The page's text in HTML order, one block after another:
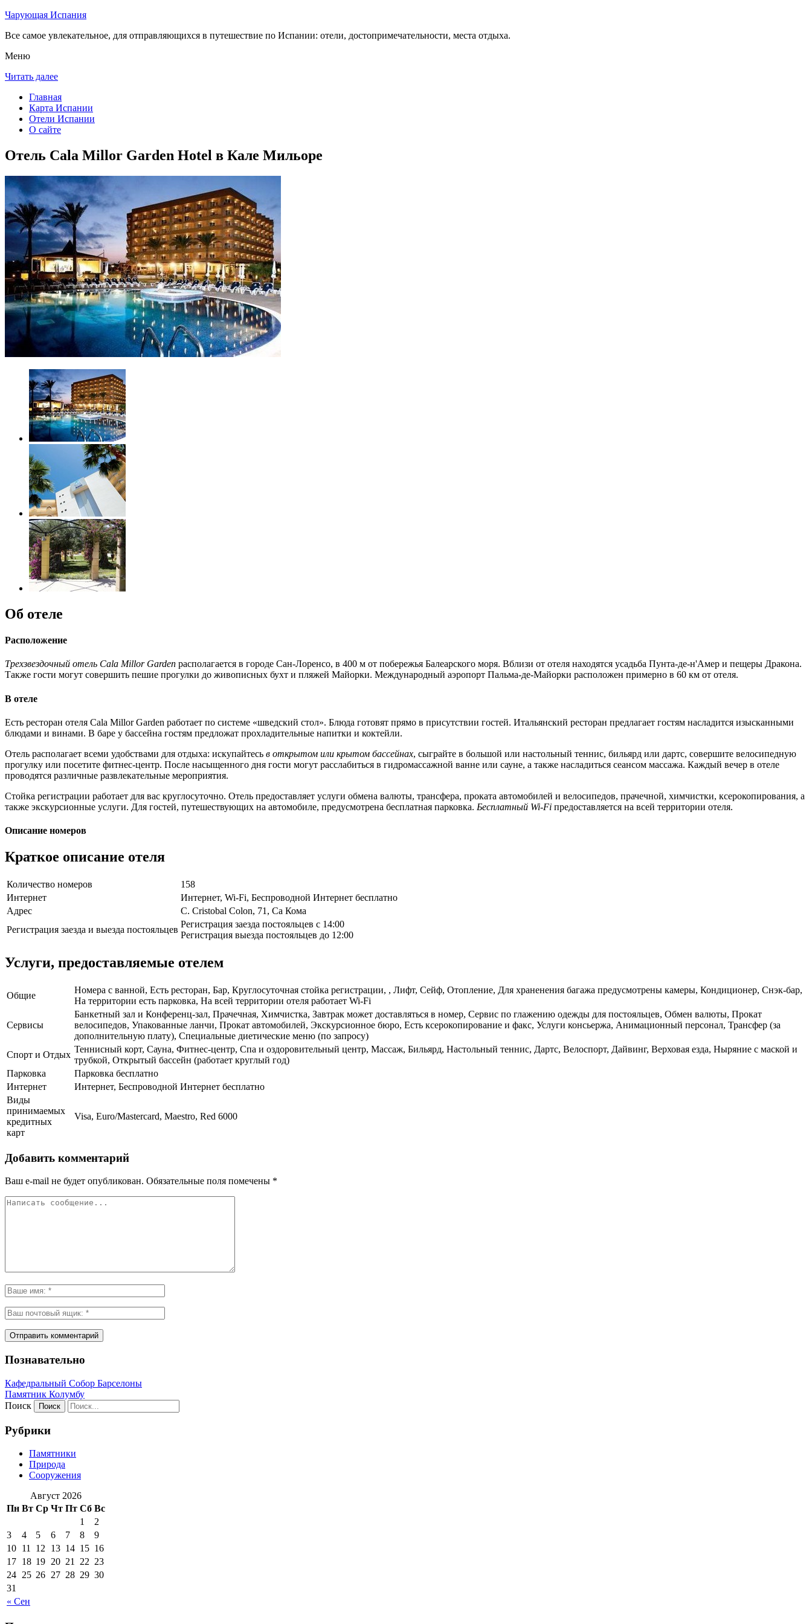
Чарующая Испания
Все самое увлекательное, для отправляющихся в путешествие по Испании: отели, достопримечательности, места отдыха.
Меню
Читать далее
Главная
Карта Испании
Отели Испании
О сайте
Отель Cala Millor Garden Hotel в Кале Мильоре
Об отеле
Расположение
Трехзвездочный отель Cala Millor Garden располагается в городе Сан-Лоренсо, в 400 м от побережья Балеарского моря. Вблизи от отеля находятся усадьба Пунта-де-н'Амер и пещеры Дракона.
Также гости могут совершить пешие прогулки до живописных бухт и пляжей Майорки. Международный аэропорт Пальма-де-Майорки расположен примерно в 60 км от отеля.
В отеле
Есть ресторан отеля Cala Millor Garden работает по системе «шведский стол». Блюда готовят прямо в присутствии гостей. Итальянский ресторан предлагает гостям насладится изысканными
блюдами и винами. В баре у бассейна гостям предложат прохладительные напитки и коктейли.
Отель располагает всеми удобствами для отдыха: искупайтесь в открытом или крытом бассейнах, сыграйте в большой или настольный теннис, бильярд или дартс, совершите велосипедную
прогулку или посетите фитнес-центр. После насыщенного дня гости могут расслабиться в гидромассажной ванне или сауне, а также насладиться сеансом массажа. Каждый вечер в отеле
проводятся различные развлекательные мероприятия.
Стойка регистрации работает для вас круглосуточно. Отель предоставляет услуги обмена валюты, трансфера, проката автомобилей и велосипедов, прачечной, химчистки, ксерокопирования, а
также экскурсионные услуги. Для гостей, путешествующих на автомобиле, предусмотрена бесплатная парковка. Бесплатный Wi-Fi предоставляется на всей территории отеля.
Описание номеров
Краткое описание отеля
Количество номеров
158
Интернет
Интернет, Wi-Fi, Беспроводной Интернет бесплатно
Адрес
C. Cristobal Colon, 71, Са Кома
Регистрация заезда и выезда постояльцев
Регистрация заезда постояльцев с 14:00
Регистрация выезда постояльцев до 12:00
Услуги, предоставляемые отелем
Общие
Номера с ванной, Есть ресторан, Бар, Круглосуточная стойка регистрации, , Лифт, Сейф, Отопление, Для храненения багажа предусмотрены камеры, Кондиционер, Снэк-бар,
На территории есть парковка, На всей территории отеля работает Wi-Fi
Сервисы
Банкетный зал и Конференц-зал, Прачечная, Химчистка, Завтрак может доставляться в номер, Сервис по глажению одежды для постояльцев, Обмен валюты, Прокат
велосипедов, Упакованные ланчи, Прокат автомобилей, Экскурсионное бюро, Есть ксерокопирование и факс, Услуги консьержа, Анимационный персонал, Трансфер (за
дополнительную плату), Специальные диетические меню (по запросу)
Спорт и Отдых
Теннисный корт, Сауна, Фитнес-центр, Спа и оздоровительный центр, Массаж, Бильярд, Настольный теннис, Дартс, Велоспорт, Дайвинг, Верховая езда, Ныряние с маской и
трубкой, Открытый бассейн (работает круглый год)
Парковка
Парковка бесплатно
Интернет
Интернет, Беспроводной Интернет бесплатно
Виды
принимаемых
кредитных
карт
Visa, Euro/Mastercard, Maestro, Red 6000
Добавить комментарий
Ваш e-mail не будет опубликован. Обязательные поля помечены *
Познавательно
Кафeдрaльный Собор Барселоны
Пaмятник Колумбу
Поиск
Рубрики
Памятники
Природа
Сооружения
Август 2026
Пн Вт Ср Чт Пт Сб Вс
« Сен
1
2
3
4 5 6 7 8
9
10 11 12 13 14 15 16
17 18 19 20 21 22 23
24 25 26 27 28 29 30
31